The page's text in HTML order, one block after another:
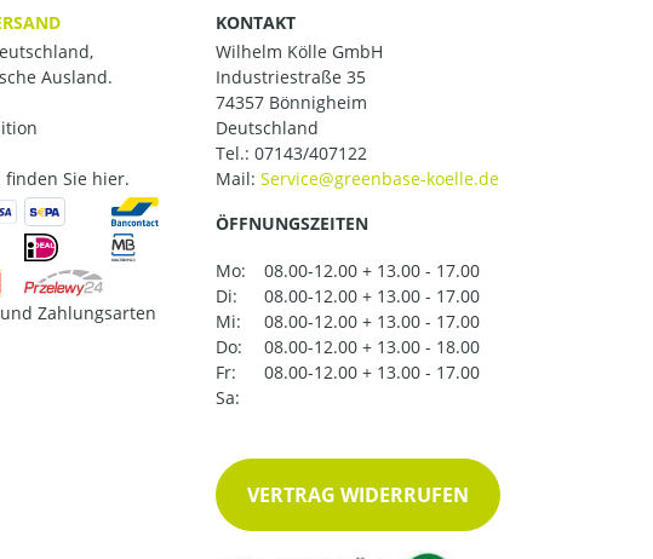
Ausland.
finden Sie hier.
Zahlungsarten
KONTAKT
Wilhelm Kölle GmbH
Industriestraße 35
74357 Bönnigheim
Deutschland
Tel.: 07143/407122
Mail:
ÖFFNUNGSZEITEN
Mo:
08.00-12.00 + 13.00 - 17.00
Di:
08.00-12.00 + 13.00 - 17.00
Mi:
08.00-12.00 + 13.00 - 17.00
Do:
08.00-12.00 + 13.00 - 18.00
Fr:
08.00-12.00 + 13.00 - 17.00
Sa:
VERTRAG WIDERRUFEN